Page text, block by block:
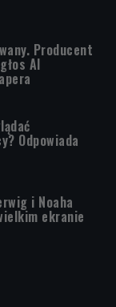
Producent
AI
Odpowiada
i Noaha
ekranie